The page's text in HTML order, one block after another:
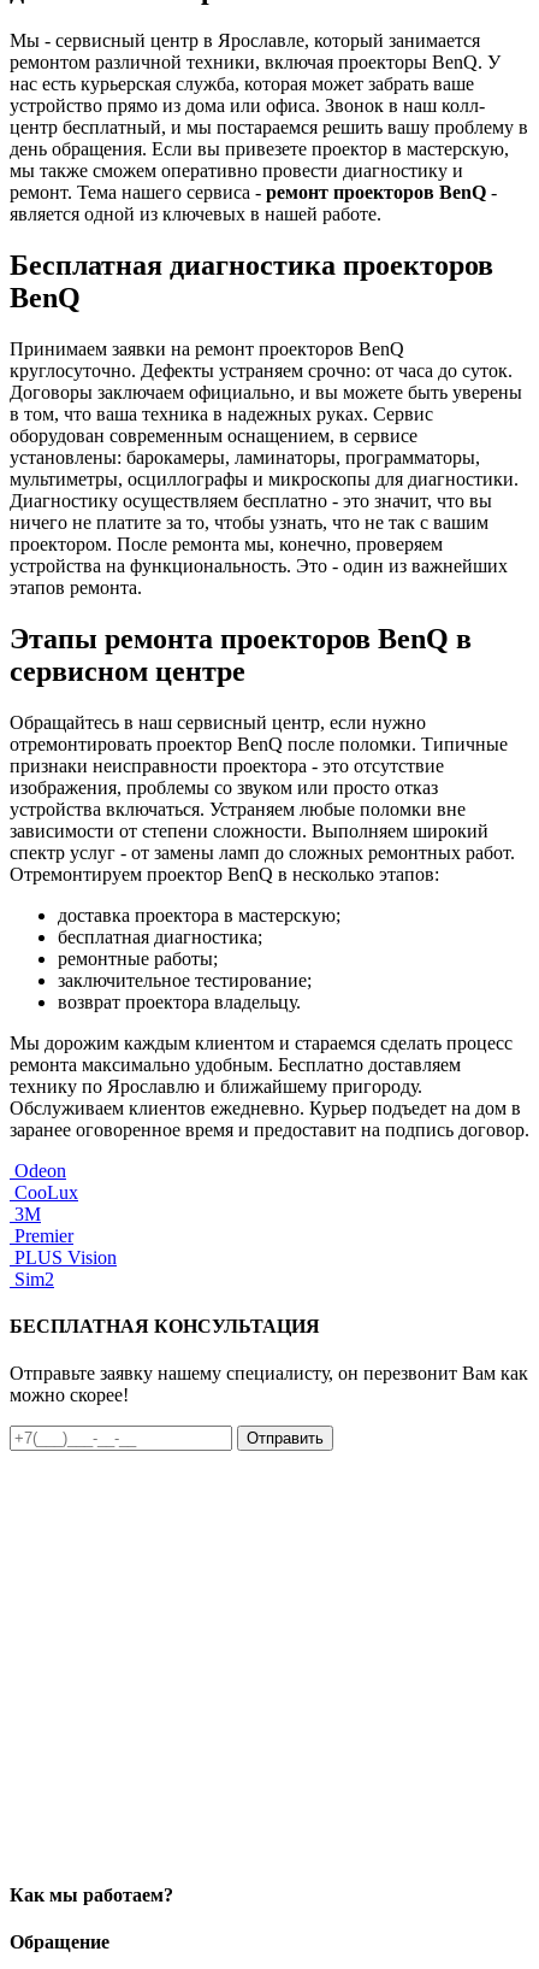
Мы - сервисный центр в Ярославле, который занимается
ремонтом различной техники, включая проекторы BenQ. У
нас есть курьерская служба, которая может забрать ваше
устройство прямо из дома или офиса. Звонок в наш колл-
центр бесплатный, и мы постараемся решить вашу проблему в
день обращения. Если вы привезете проектор в мастерскую,
мы также сможем оперативно провести диагностику и
ремонт. Тема нашего сервиса - ремонт проекторов BenQ -
является одной из ключевых в нашей работе.
Бесплатная диагностика проекторов
BenQ
Принимаем заявки на ремонт проекторов BenQ
круглосуточно. Дефекты устраняем срочно: от часа до суток.
Договоры заключаем официально, и вы можете быть уверены
в том, что ваша техника в надежных руках. Сервис
оборудован современным оснащением, в сервисе
установлены: барокамеры, ламинаторы, программаторы,
мультиметры, осциллографы и микроскопы для диагностики.
Диагностику осуществляем бесплатно - это значит, что вы
ничего не платите за то, чтобы узнать, что не так с вашим
проектором. После ремонта мы, конечно, проверяем
устройства на функциональность. Это - один из важнейших
этапов ремонта.
Этапы ремонта проекторов BenQ в
сервисном центре
Обращайтесь в наш сервисный центр, если нужно
отремонтировать проектор BenQ после поломки. Типичные
признаки неисправности проектора - это отсутствие
изображения, проблемы со звуком или просто отказ
устройства включаться. Устраняем любые поломки вне
зависимости от степени сложности. Выполняем широкий
спектр услуг - от замены ламп до сложных ремонтных работ.
Отремонтируем проектор BenQ в несколько этапов:
доставка проектора в мастерскую;
бесплатная диагностика;
ремонтные работы;
заключительное тестирование;
возврат проектора владельцу.
Мы дорожим каждым клиентом и стараемся сделать процесс
ремонта максимально удобным. Бесплатно доставляем
технику по Ярославлю и ближайшему пригороду.
Обслуживаем клиентов ежедневно. Курьер подъедет на дом в
заранее оговоренное время и предоставит на подпись договор.
Odeon
CooLux
3M
Premier
PLUS Vision
Sim2
БЕСПЛАТНАЯ КОНСУЛЬТАЦИЯ
Отправьте заявку нашему специалисту, он перезвонит Вам как
можно скорее!
Отправить
Как мы работаем?
Обращение